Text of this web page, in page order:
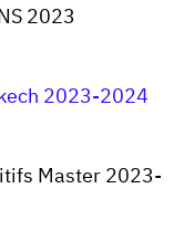
2023
2023-2024
Master 2023-